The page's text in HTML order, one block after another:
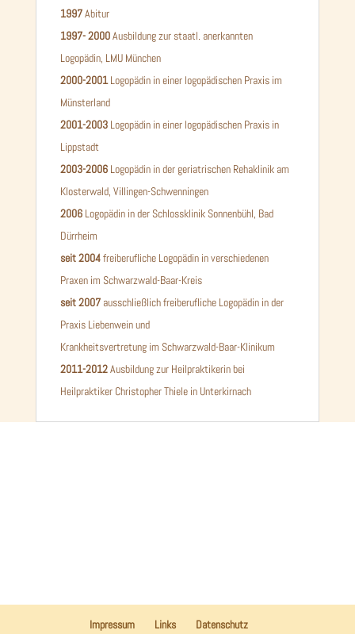
1997Abitur
1997- 2000Ausbildung zur staatl. anerkannten
Logopädin, LMU München
2000-2001Logopädin in einer logopädischen Praxis im
Münsterland
2001-2003Logopädin in einer logopädischen Praxis in
Lippstadt
2003-2006Logopädin in der geriatrischen Rehaklinik am
Klosterwald, Villingen-Schwenningen
2006Logopädin in der Schlossklinik Sonnenbühl, Bad
Dürrheim
seit 2004freiberufliche Logopädin in verschiedenen
Praxen im Schwarzwald-Baar-Kreis
seit 2007ausschließlich freiberufliche Logopädin in der
Praxis Liebenwein und
Krankheitsvertretung im Schwarzwald-Baar-Klinikum
2011-2012Ausbildung zur Heilpraktikerin bei
Heilpraktiker Christopher Thiele in Unterkirnach
Impressum Links Datenschutz